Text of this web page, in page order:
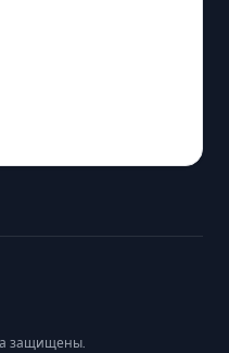
защищены.